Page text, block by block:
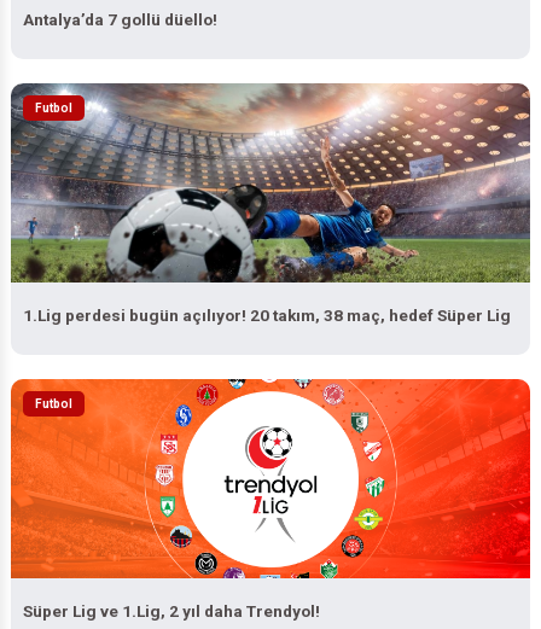
Antalya’da 7 gollü düello!
Futbol
1.Lig perdesi bugün açılıyor! 20 takım, 38 maç, hedef Süper Lig
Futbol
Süper Lig ve 1.Lig, 2 yıl daha Trendyol!